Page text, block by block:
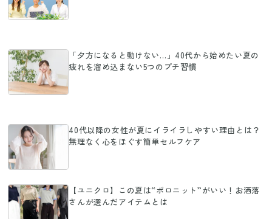
「夕方になると動けない…」40代から始めたい夏の
疲れを溜め込まない5つのプチ習慣
40代以降の女性が夏にイライラしやすい理由とは？
無理なく心をほぐす簡単セルフケア
【ユニクロ】この夏は“ポロニット”がいい！お洒落
さんが選んだアイテムとは